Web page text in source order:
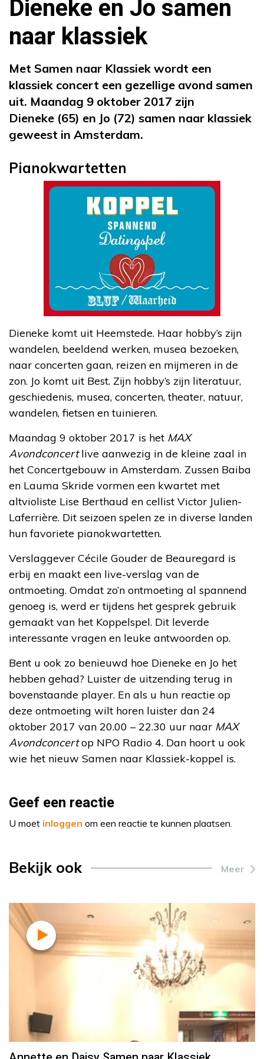
Dieneke en Jo samen
naar klassiek
Met Samen naar Klassiek wordt een
klassiek concert een gezellige avond samen
uit. Maandag 9 oktober 2017 zijn
Dieneke (65) en Jo (72) samen naar klassiek
geweest in Amsterdam.
Pianokwartetten
Dieneke komt uit Heemstede. Haar hobby’s zijn
wandelen, beeldend werken, musea bezoeken,
naar concerten gaan, reizen en mijmeren in de
zon. Jo komt uit Best. Zijn hobby’s zijn literatuur,
geschiedenis, musea, concerten, theater, natuur,
wandelen, fietsen en tuinieren.
Maandag 9 oktober 2017 is het MAX
Avondconcertlive aanwezig in de kleine zaal in
het Concertgebouw in Amsterdam. Zussen Baiba
en Lauma Skride vormen een kwartet met
altvioliste Lise Berthaud en cellist Victor Julien-
Laferrière. Dit seizoen spelen ze in diverse landen
hun favoriete pianokwartetten.
Verslaggever Cécile Gouder de Beauregard is
erbij en maakt een live-verslag van de
ontmoeting. Omdat zo’n ontmoeting al spannend
genoeg is, werd er tijdens het gesprek gebruik
gemaakt van het Koppelspel. Dit leverde
interessante vragen en leuke antwoorden op.
Bent u ook zo benieuwd hoe Dieneke en Jo het
hebben gehad? Luister de uitzending terug in
bovenstaande player. En als u hun reactie op
deze ontmoeting wilt horen luister dan 24
oktober 2017 van 20.00 – 22.30 uur naar MAX
Avondconcertop NPO Radio 4. Dan hoort u ook
wie het nieuw Samen naar Klassiek-koppel is.
Geef een reactie
U moet inloggen om een reactie te kunnen plaatsen.
Bekijk ook Meer